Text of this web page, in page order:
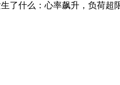
了什么：心率飙升，负荷超